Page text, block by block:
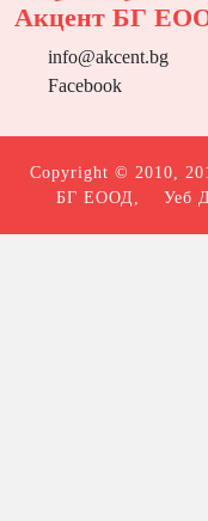
Акцент БГ
info@akcent.bg
Facebook
Copyright © 2010,
БГ ЕООД , Уеб